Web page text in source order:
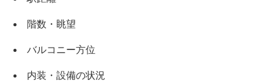
階数・眺望
バルコニー方位
内装・設備の状況